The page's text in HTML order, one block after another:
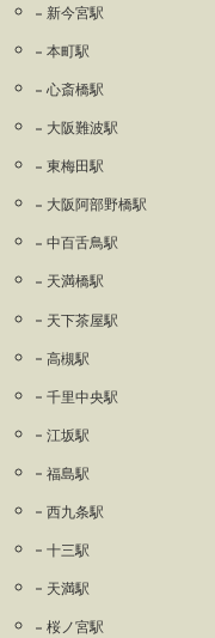
新今宮駅
本町駅
心斎橋駅
大阪難波駅
東梅田駅
大阪阿部野橋駅
中百舌鳥駅
天満橋駅
天下茶屋駅
高槻駅
千里中央駅
江坂駅
福島駅
西九条駅
十三駅
天満駅
桜ノ宮駅